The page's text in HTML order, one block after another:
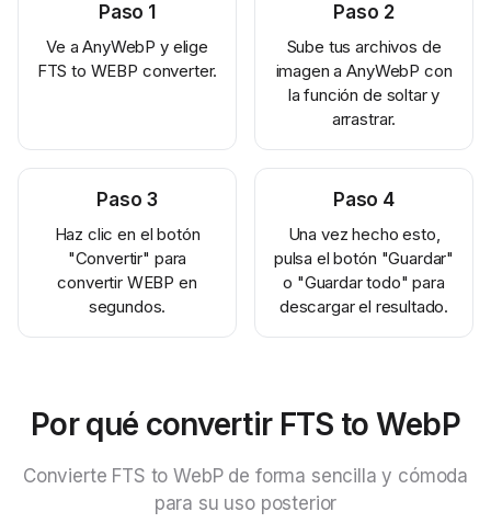
Paso 1
Ve a AnyWebP y elige
FTS to WEBP converter.
Paso 2
Sube tus archivos de
imagen a AnyWebP con
la función de soltar y
arrastrar.
Paso 3
Haz clic en el botón
"Convertir" para
convertir WEBP en
segundos.
Paso 4
Una vez hecho esto,
pulsa el botón "Guardar"
o "Guardar todo" para
descargar el resultado.
Por qué convertir FTS to WebP
Convierte FTS to WebP de forma sencilla y cómoda
para su uso posterior